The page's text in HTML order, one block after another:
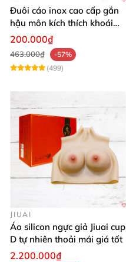
Đuôi cáo inox cao cấp gắn
hậu môn kích thích khoái
cảm
200.000₫
463.000₫
-57%
(499)
JIUAI
Áo silicon ngực giả Jiuai cup
D tự nhiên thoải mái giá tốt
2.200.000₫